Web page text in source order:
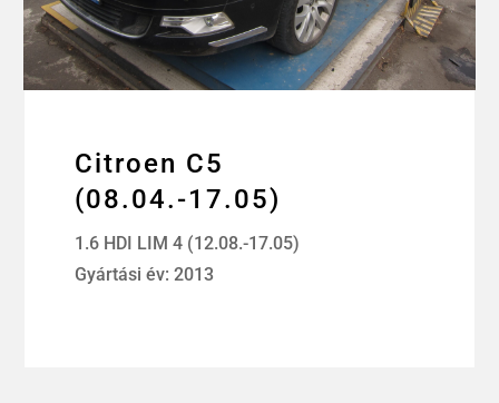
Citroen C5
(08.04.-17.05)
1.6 HDI LIM 4 (12.08.-17.05)
Gyártási év: 2013